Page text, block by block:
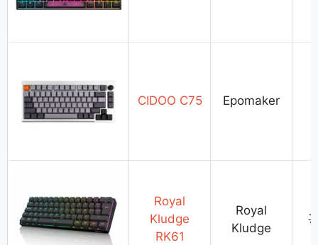
CIDOO C75 Epomaker
Royal
Kludge
RK61
Royal
Kludge